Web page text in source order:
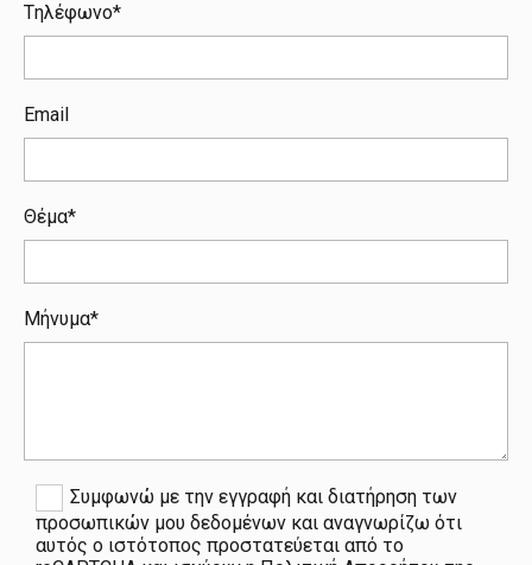
Tηλέφωνο*
Email
Θέμα*
Μήνυμα*
Συμφωνώ με την εγγραφή και διατήρηση των
προσωπικών μου δεδομένων και αναγνωρίζω ότι
αυτός ο ιστότοπος προστατεύεται από το